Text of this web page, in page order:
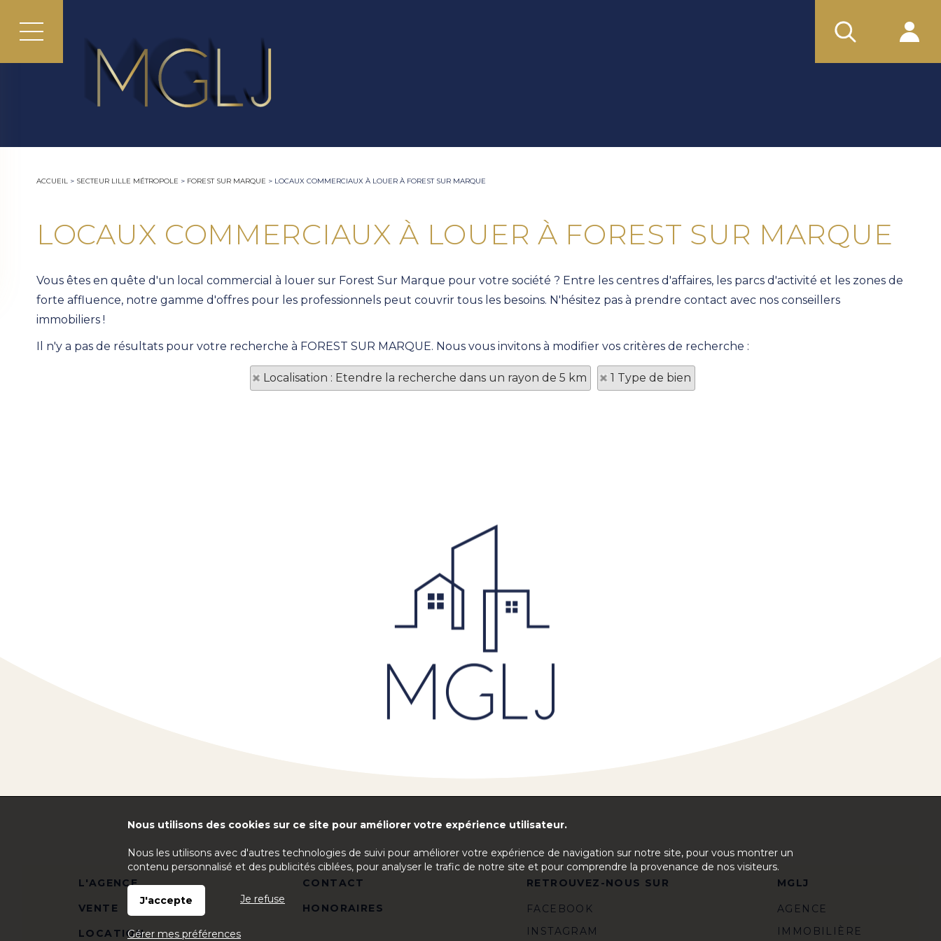
ACCUEIL > SECTEUR LILLE MÉTROPOLE > FOREST SUR MARQUE > LOCAUX COMMERCIAUX À LOUER À FOREST SUR MARQUE
LOCAUX COMMERCIAUX À LOUER À FOREST SUR MARQUE
Vous êtes en quête d'un local commercial à louer sur Forest Sur Marque pour votre société ? Entre les centres d'affaires, les parcs d'activité et les zones de
forte affluence, notre gamme d'offres pour les professionnels peut couvrir tous les besoins. N'hésitez pas à prendre contact avec nos conseillers
immobiliers !
Il n'y a pas de résultats pour votre recherche à FOREST SUR MARQUE. Nous vous invitons à modifier vos critères de recherche :
Localisation : Etendre la recherche dans un rayon de 5 km 1 Type de bien
L'AGENCE
VENTE
LOCATION
CONTACT
HONORAIRES
RETROUVEZ-NOUS SUR
FACEBOOK
INSTAGRAM
MGLJ
AGENCE
IMMOBILIÈRE
Nous utilisons des cookies sur ce site pour améliorer votre expérience utilisateur.
Nous les utilisons avec d'autres technologies de suivi pour améliorer votre expérience de navigation sur notre site, pour vous montrer un
contenu personnalisé et des publicités ciblées, pour analyser le trafic de notre site et pour comprendre la provenance de nos visiteurs.
J'accepte Je refuse
Gérer mes préférences